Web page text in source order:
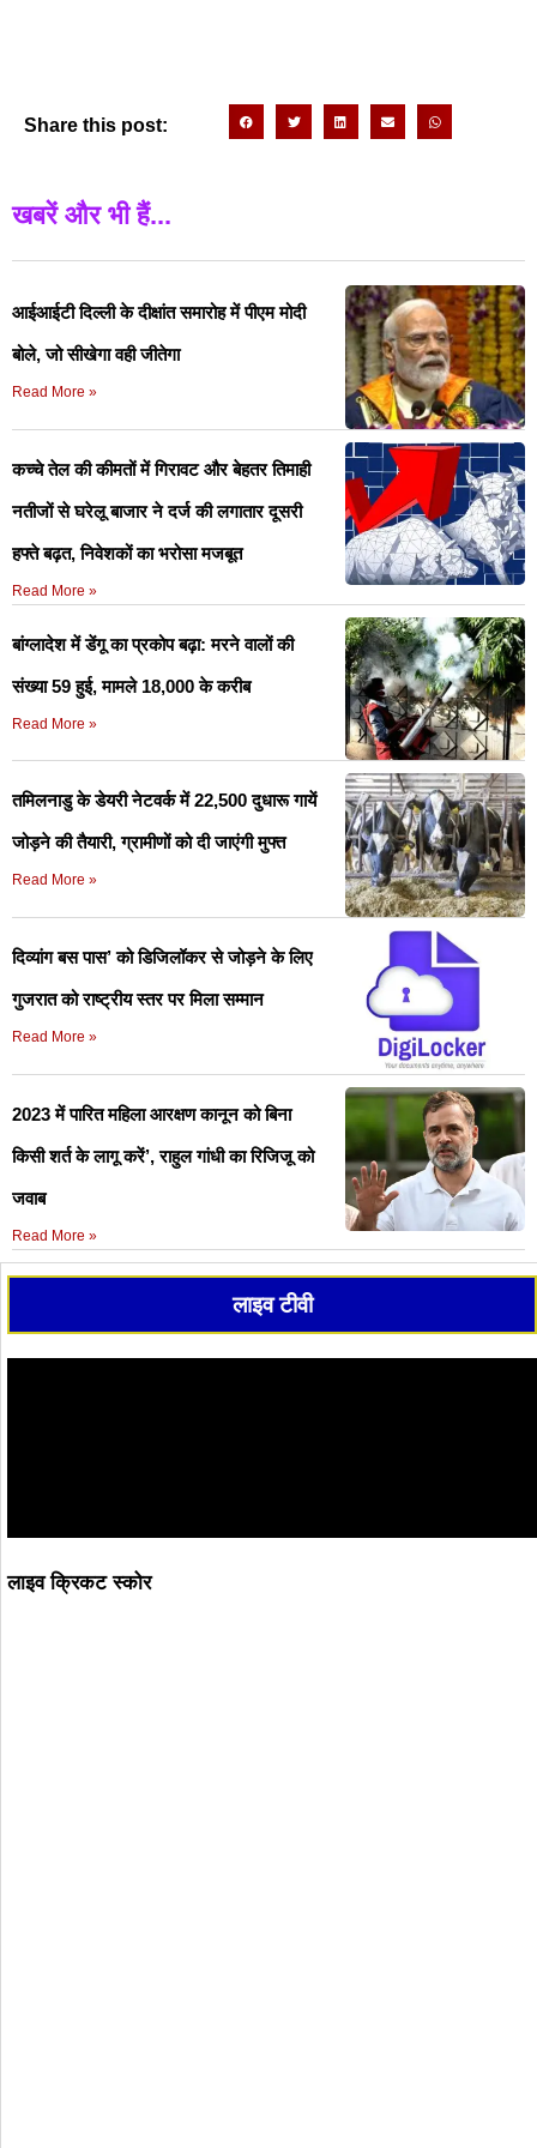
Share this post:
खबरें और भी हैं...
आईआईटी दिल्ली के दीक्षांत समारोह में पीएम मोदी
बोले, जो सीखेगा वही जीतेगा
Read More »
कच्चे तेल की कीमतों में गिरावट और बेहतर तिमाही
नतीजों से घरेलू बाजार ने दर्ज की लगातार दूसरी
हफ्ते बढ़त, निवेशकों का भरोसा मजबूत
Read More »
बांग्लादेश में डेंगू का प्रकोप बढ़ा: मरने वालों की
संख्या 59 हुई, मामले 18,000 के करीब
Read More »
तमिलनाडु के डेयरी नेटवर्क में 22,500 दुधारू गायें
जोड़ने की तैयारी, ग्रामीणों को दी जाएंगी मुफ्त
Read More »
दिव्यांग बस पास’ को डिजिलॉकर से जोड़ने के लिए
गुजरात को राष्ट्रीय स्तर पर मिला सम्मान
Read More »
2023 में पारित महिला आरक्षण कानून को बिना
किसी शर्त के लागू करें’, राहुल गांधी का रिजिजू को
जवाब
Read More »
लाइव टीवी
लाइव क्रिकट स्कोर